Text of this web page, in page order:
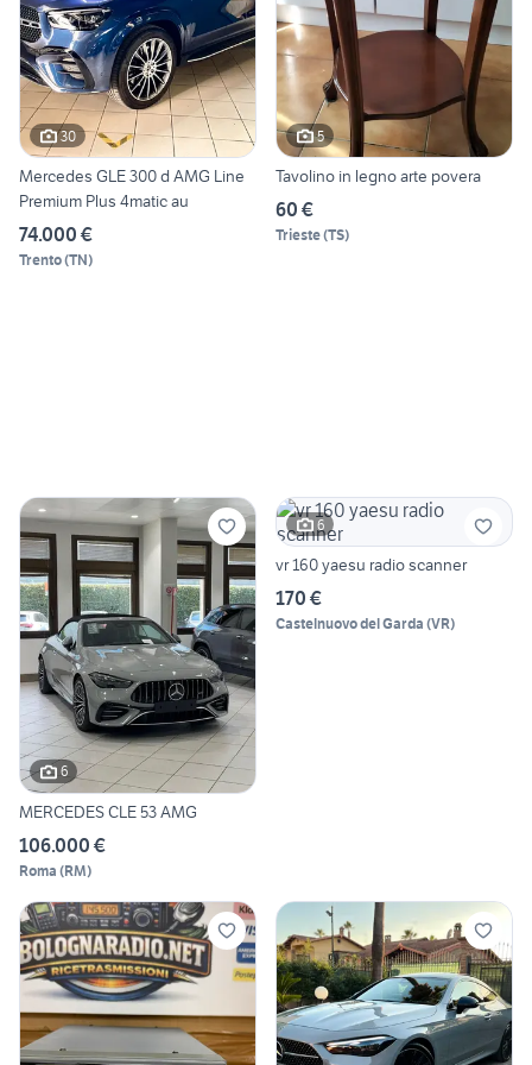
30
Mercedes GLE 300 d AMG Line
Premium Plus 4matic au
74.000 €
Trento(TN)
5
Tavolino in legno arte povera
60 €
Trieste(TS)
6
MERCEDES CLE 53 AMG
106.000 €
Roma (RM)
6
vr 160 yaesu radio scanner
170 €
Castelnuovo del Garda (VR)